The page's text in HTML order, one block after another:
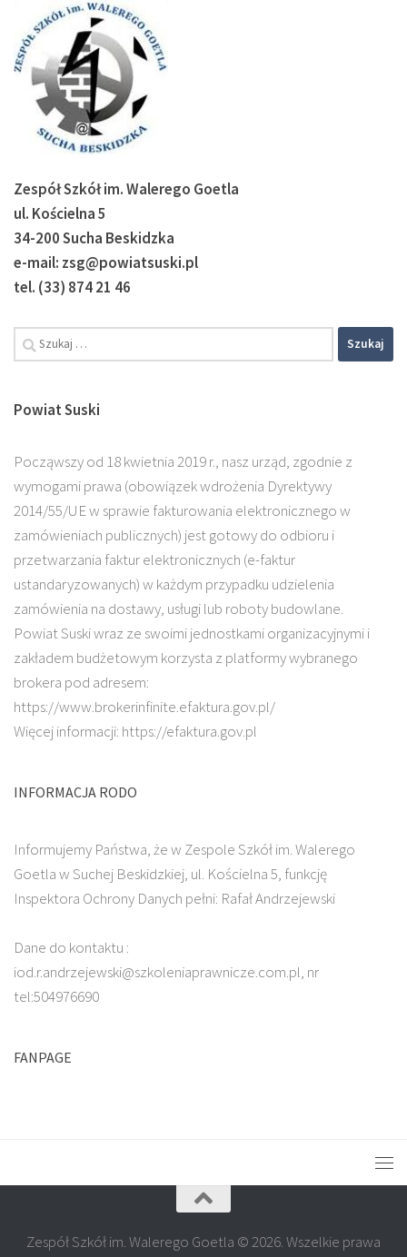
Zespół Szkół im. Walerego Goetla
ul. Kościelna 5
34-200 Sucha Beskidzka
e-mail: zsg@powiatsuski.pl
tel. (33) 874 21 46
Powiat Suski
Począwszy od 18 kwietnia 2019 r., nasz urząd, zgodnie z
wymogami prawa (obowiązek wdrożenia Dyrektywy
2014/55/UE w sprawie fakturowania elektronicznego w
zamówieniach publicznych) jest gotowy do odbioru i
przetwarzania faktur elektronicznych (e-faktur
ustandaryzowanych) w każdym przypadku udzielenia
zamówienia na dostawy, usługi lub roboty budowlane.
Powiat Suski wraz ze swoimi jednostkami organizacyjnymi i
zakładem budżetowym korzysta z platformy wybranego
brokera pod adresem:
https://www.brokerinfinite.efaktura.gov.pl/
Więcej informacji: https://efaktura.gov.pl
INFORMACJA RODO
Informujemy Państwa, że w Zespole Szkół im. Walerego
Goetla w Suchej Beskidzkiej, ul. Kościelna 5, funkcję
Inspektora Ochrony Danych pełni: Rafał Andrzejewski
Dane do kontaktu :
iod.r.andrzejewski@szkoleniaprawnicze.com.pl, nr
tel:504976690
FANPAGE
Zespół Szkół im. Walerego Goetla © 2026. Wszelkie prawa